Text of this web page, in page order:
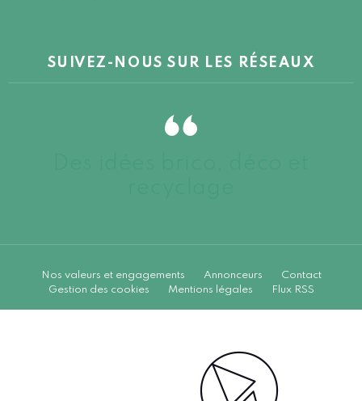
SUIVEZ-NOUS SUR LES RÉSEAUX
Nos valeurs et engagements Annonceurs
Contact
Gestion des cookies
Mentions légales Flux RSS